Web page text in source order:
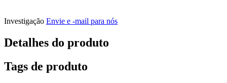
Investigação Envie e -mail para nós
Detalhes do produto
Tags de produto